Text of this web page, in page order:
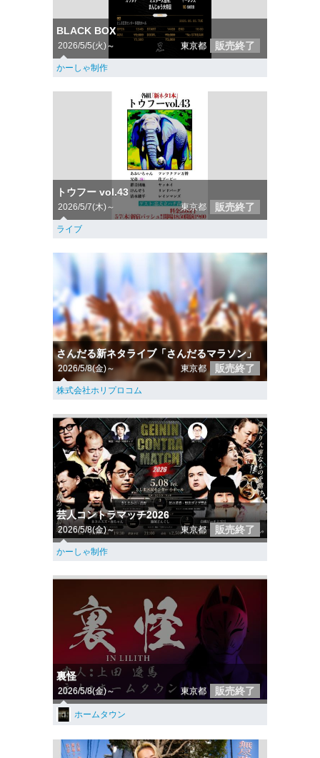
BLACK BOX
2026/5/5(火)～ 東京都 販売終了
かーしゃ制作
トウフー vol.43
2026/5/7(木)～ 東京都 販売終了
ライブ
さんだる新ネタライブ「さんだるマラソン」
2026/5/8(金)～ 東京都 販売終了
株式会社ホリプロコム
芸人コントラマッチ2026
2026/5/8(金)～ 東京都 販売終了
かーしゃ制作
裏怪
2026/5/8(金)～ 東京都 販売終了
ホームタウン